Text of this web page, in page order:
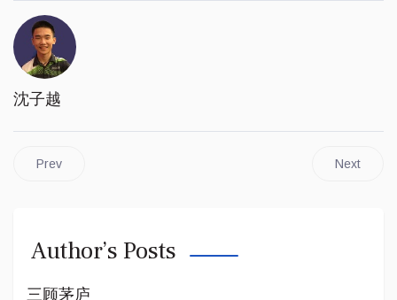
沈子越
Prev Next
Author’s Posts
三顾茅庐